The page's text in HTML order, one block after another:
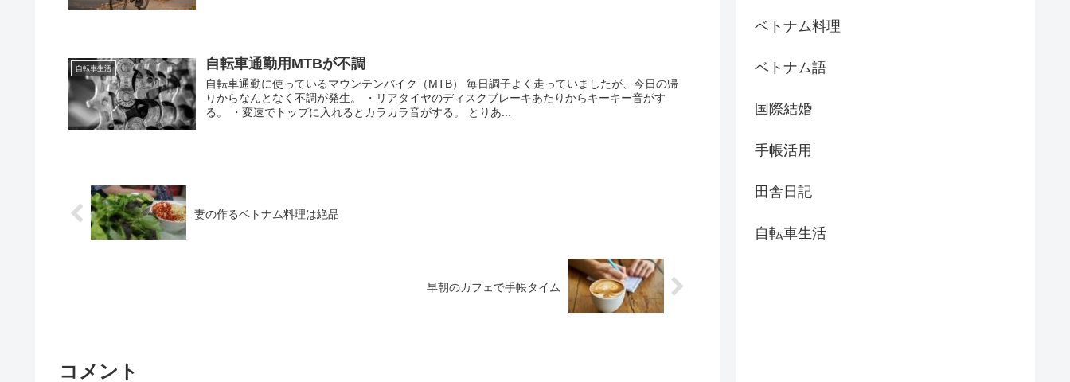
自転車生活 自転車通勤用MTBが不調
自転車通勤に使っているマウンテンバイク（MTB） 毎日調子よく走っていましたが、今日の帰
りからなんとなく不調が発生。 ・リアタイヤのディスクブレーキあたりからキーキー音がす
る。 ・変速でトップに入れるとカラカラ音がする。 とりあ...
妻の作るベトナム料理は絶品
早朝のカフェで手帳タイム
コメント
ベトナム料理
ベトナム語
国際結婚
手帳活用
田舎日記
自転車生活